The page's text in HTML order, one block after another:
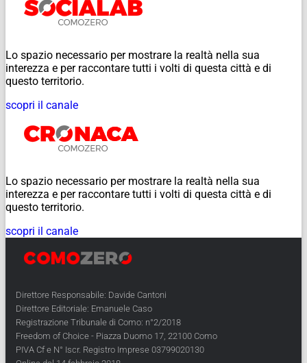
Lo spazio necessario per mostrare la realtà nella sua
interezza e per raccontare tutti i volti di questa città e di
questo territorio.
scopri il canale
Lo spazio necessario per mostrare la realtà nella sua
interezza e per raccontare tutti i volti di questa città e di
questo territorio.
scopri il canale
Direttore Responsabile: Davide Cantoni
Direttore Editoriale: Emanuele Caso
Registrazione Tribunale di Como: n°2/2018
Freedom of Choice - Piazza Duomo 17, 22100 Como
PIVA Cf e N° Iscr. Registro Imprese 03799020130